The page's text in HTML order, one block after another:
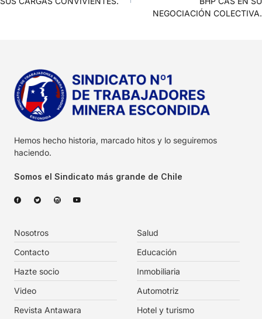
NEGOCIACIÓN COLECTIVA.
Hemos hecho historia, marcado hitos y lo seguiremos
haciendo.
Somos el Sindicato más grande de Chile
Nosotros
Contacto
Hazte socio
Video
Revista Antawara
Salud
Educación
Inmobiliaria
Automotriz
Hotel y turismo